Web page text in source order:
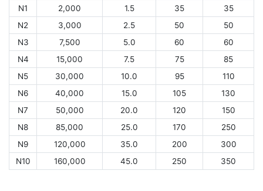
N1
2,000 1.5 35
35
N2
3,000 2.5 50
50
N3
7,500 5.0 60
60
N4
15,000 7.5 75
85
N5
30,000 10.0 95
110
N6
40,000 15.0 105
130
N7
50,000 20.0 120
150
N8
85,000 25.0 170
250
N9
120,000 35.0 200
300
N10
160,000 45.0 250 350